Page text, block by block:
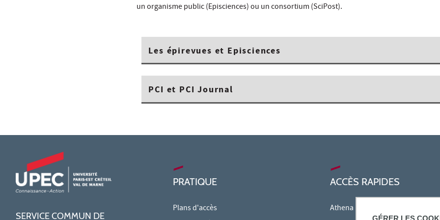
GÉRER LES
un organisme public (Episciences) ou un consortium (SciPost).
Les épirevues et Episciences
PCI et PCI Journal
SERVICE COMMUN DE
PRATIQUE
Plans d'accès
ACCÈS RAPIDES
Athena